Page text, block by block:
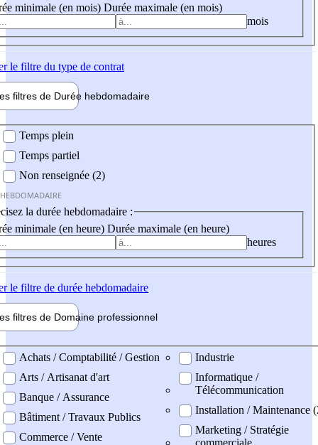
minimale (en mois) Durée maximale (en mois)
mois
le filtre du type de contrat
filtres de Durée hebdomadaire
Temps plein
Temps partiel
Non renseignée (2)
la durée hebdomadaire :
minimale (en heure) Durée maximale (en heure)
heures
le filtre de durée hebdomadaire
filtres de Domaine professionnel
professionel
Achats / Comptabilité / Gestion
Arts / Artisanat d'art
Banque / Assurance
Bâtiment / Travaux Publics
Commerce / Vente
Industrie
Informatique /
Télécommunication
Installation / Maintenance
Marketing / Stratégie
commerciale